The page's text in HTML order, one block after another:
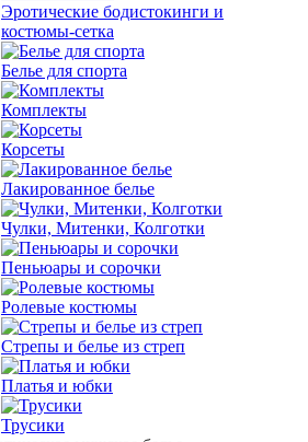
Эротические бодистокинги и
костюмы-сетка
Белье для спорта
Комплекты
Корсеты
Лакированное белье
Чулки, Митенки, Колготки
Пеньюары и сорочки
Ролевые костюмы
Стрепы и белье из стреп
Платья и юбки
Трусики